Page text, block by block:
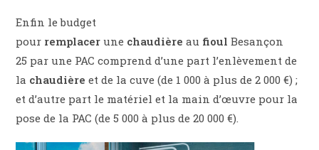
Enfin le budget
pour remplacer une chaudière au fioul Besançon
25 par une PAC comprend d’une part l’enlèvement de
la chaudière et de la cuve (de 1 000 à plus de 2 000 €) ;
et d’autre part le matériel et la main d’œuvre pour la
pose de la PAC (de 5 000 à plus de 20 000 €).